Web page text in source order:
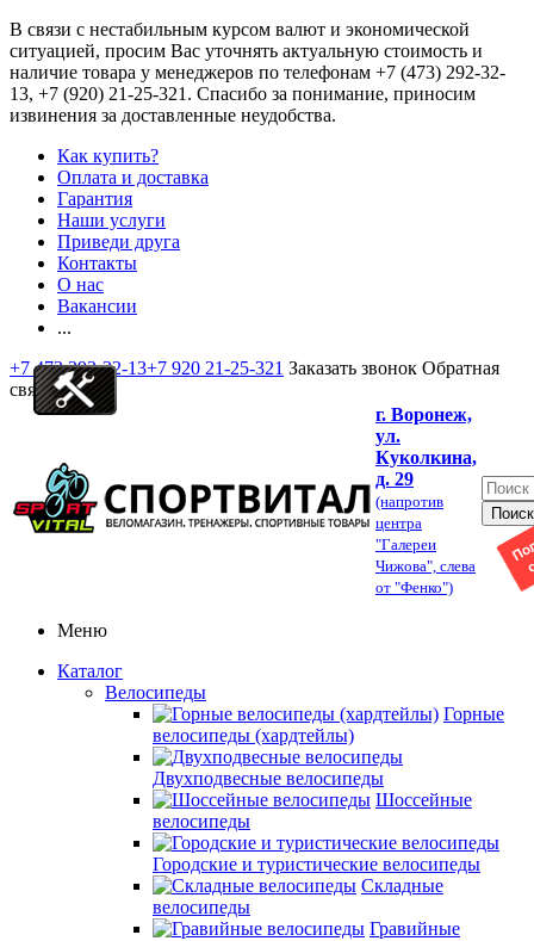
В связи с нестабильным курсом валют и экономической
ситуацией, просим Вас уточнять актуальную стоимость и
наличие товара у менеджеров по телефонам +7 (473) 292-32-
13, +7 (920) 21-25-321 . Спасибо за понимание, приносим
извинения за доставленные неудобства.
Как купить?
Оплата и доставка
Гарантия
Наши услуги
Приведи друга
Контакты
О нас
Вакансии
...
+7 473 292-32-13+7 920 21-25-321 Заказать звонок Обратная
связь
г. Воронеж,
ул.
Куколкина,
д. 29
(напротив
центра
"Галереи
Чижова", слева
от "Фенко")
Меню
Каталог
Велосипеды
Горные
велосипеды (хардтейлы)
Двухподвесные велосипеды
Шоссейные
велосипеды
Городские и туристические велосипеды
Складные
велосипеды
Гравийные